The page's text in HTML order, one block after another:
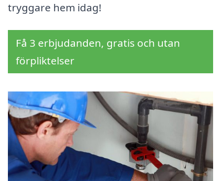
tryggare hem idag!
Få 3 erbjudanden, gratis och utan
förpliktelser